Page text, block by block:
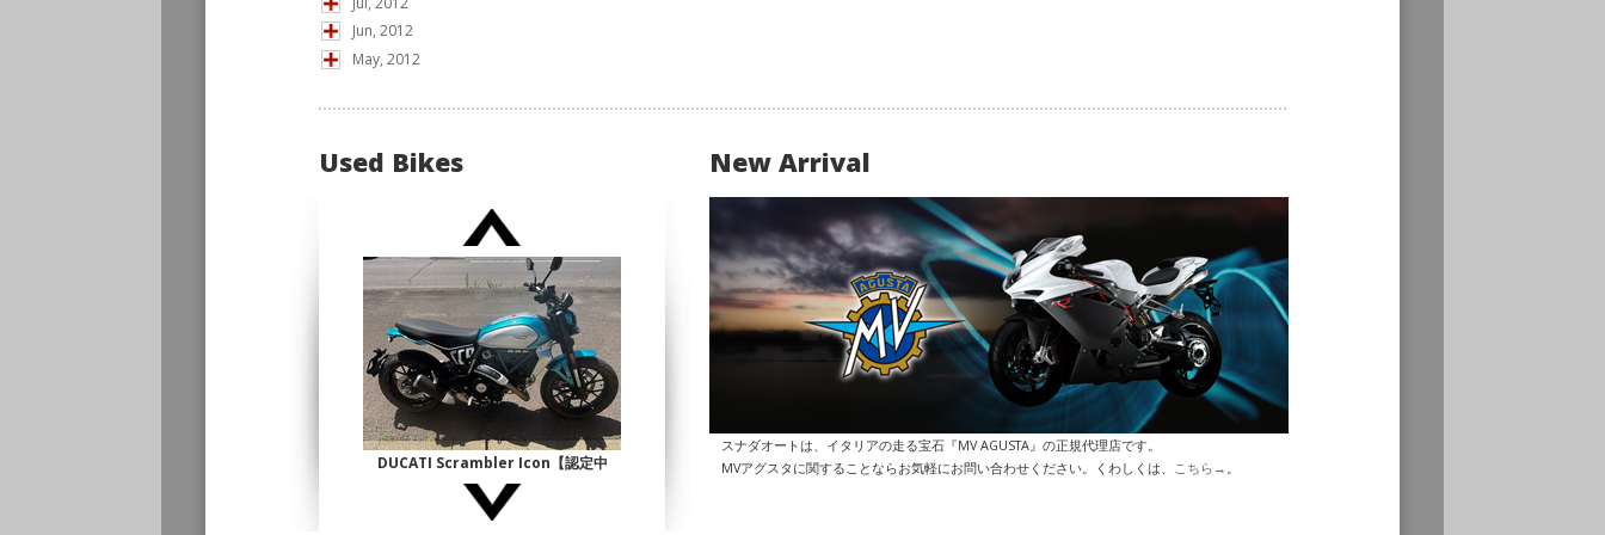
Jun, 2012
May, 2012
Used Bikes
DUCATI Scrambler Icon【認定中
古】
¥1,140,000
New Arrival
スナダオートは、イタリアの走る宝石『MV AGUSTA』の正規代理店です。
MVアグスタに関することならお気軽にお問い合わせください。くわしくは、
こちら→